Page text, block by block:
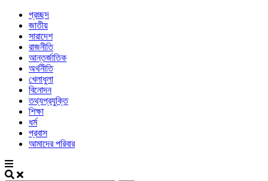
প্রচ্ছদ
জাতীয়
সারাদেশ
রাজনীতি
আন্তর্জাতিক
অর্থনীতি
খেলাধুলা
বিনোদন
তথ্যপ্রযুক্তি
শিক্ষা
ধর্ম
প্রবাস
আমাদের পরিবার